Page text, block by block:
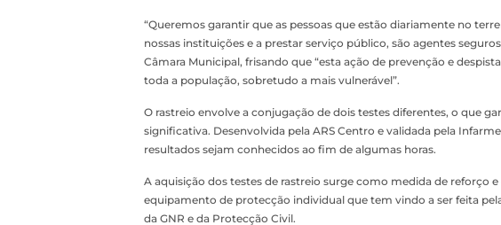
“Queremos garantir que as pessoas que estão diariamente no
nossas instituições e a prestar serviço público, são agentes
Câmara Municipal, frisando que “esta ação de prevenção e
toda a população, sobretudo a mais vulnerável”.
O rastreio envolve a conjugação de dois testes diferentes, o que
significativa. Desenvolvida pela ARS Centro e validada pela
resultados sejam conhecidos ao fim de algumas horas.
A aquisição dos testes de rastreio surge como medida de reforço
equipamento de protecção individual que tem vindo a ser feita
da GNR e da Protecção Civil.